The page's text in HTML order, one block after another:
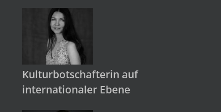
Kulturbotschafterin auf
internationaler Ebene